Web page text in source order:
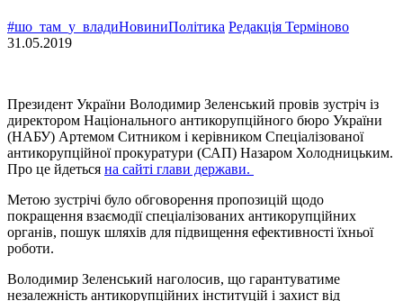
#шо_там_у_владиНовиниПолітика Редакція Терміново
31.05.2019
Президент України Володимир Зеленський провів зустріч із
директором Національного антикорупційного бюро України
(НАБУ) Артемом Ситником і керівником Спеціалізованої
антикорупційної прокуратури (САП) Назаром Холодницьким.
Про це йдеться на сайті глави держави.
Метою зустрічі було обговорення пропозицій щодо
покращення взаємодії спеціалізованих антикорупційних
органів, пошук шляхів для підвищення ефективності їхньої
роботи.
Володимир Зеленський наголосив, що гарантуватиме
незалежність антикорупційних інституцій і захист від